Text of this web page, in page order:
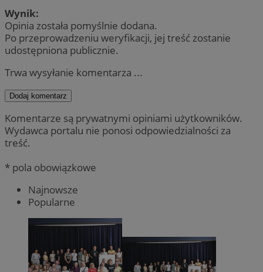
Wynik:
Opinia została pomyślnie dodana.
Po przeprowadzeniu weryfikacji, jej treść zostanie
udostępniona publicznie.
Trwa wysyłanie komentarza ...
Dodaj komentarz
Komentarze są prywatnymi opiniami użytkowników.
Wydawca portalu nie ponosi odpowiedzialności za
treść.
* pola obowiązkowe
Najnowsze
Popularne